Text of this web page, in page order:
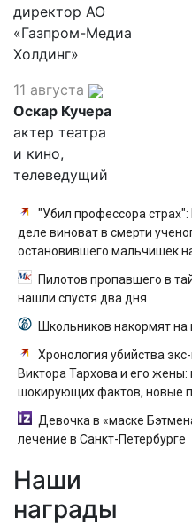
директор АО
«Газпром-Медиа
Холдинг»
11 августа
Оскар Кучера
актер театра
и кино,
телеведущий
"Убил профессора
деле виноват в смерти
остановившего мальчишек
Пилотов пропавшего в
нашли спустя два дня
Школьников накормят
Хронология убийства
Виктора Тархова и его жены:
шокирующих фактов, новые
Девочка в «маске
лечение в Санкт-Петербурге
Наши
награды